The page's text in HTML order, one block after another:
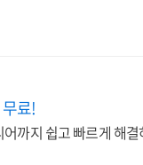
료!
까지 쉽고 빠르게 해